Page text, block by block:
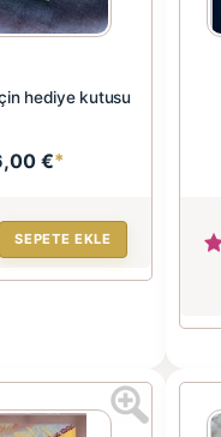
hediye kutusu
€*
SEPETE EKLE